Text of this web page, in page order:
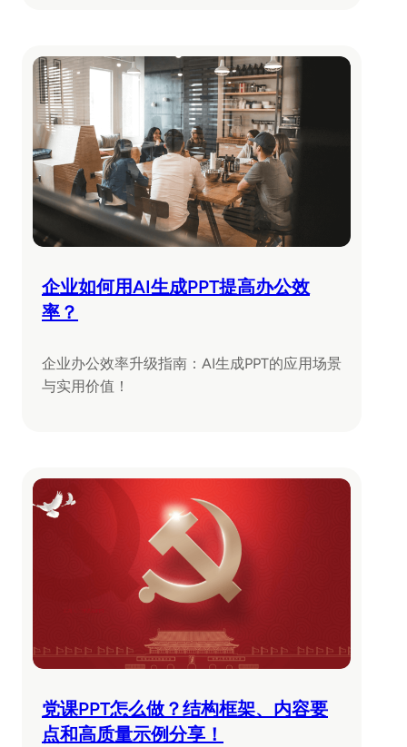
企业如何用AI生成PPT提高办公效
率？
企业办公效率升级指南：AI生成PPT的应用场景
与实用价值！
党课PPT怎么做？结构框架、内容要
点和高质量示例分享！